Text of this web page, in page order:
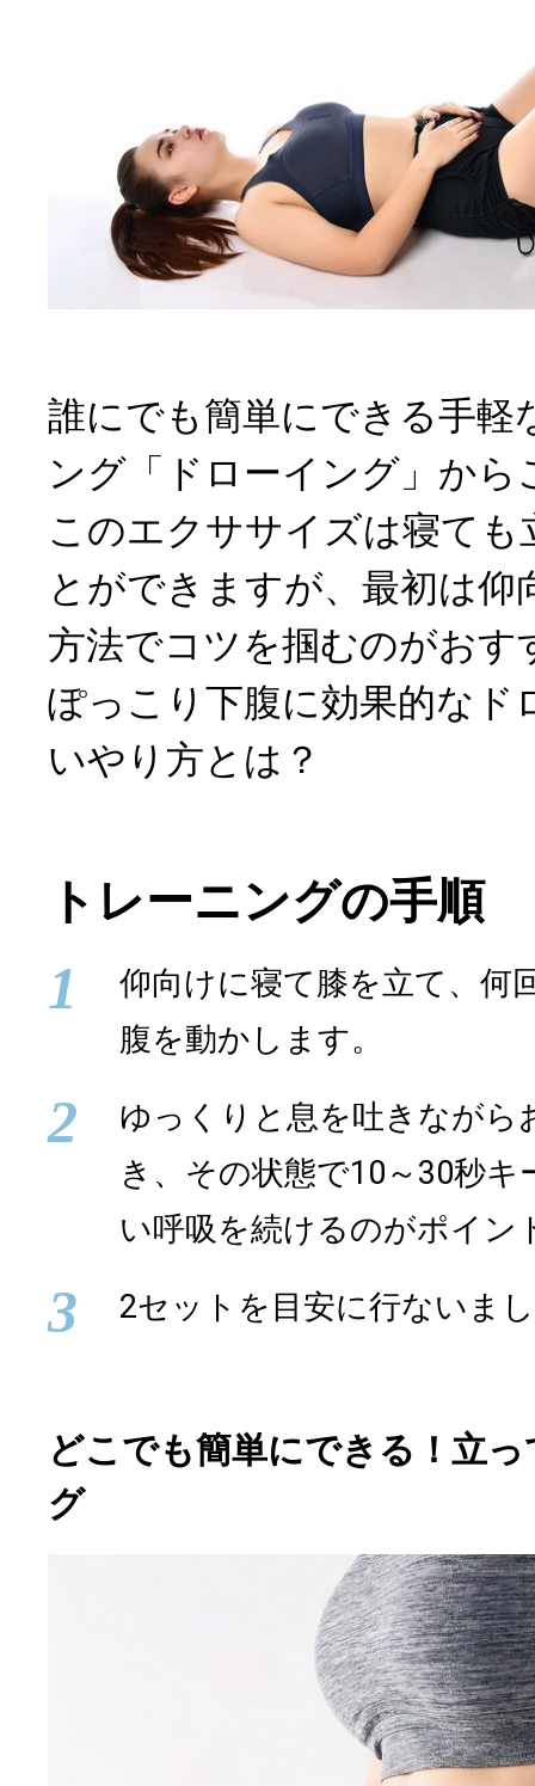
誰にでも簡単にできる手軽
ング「ドローイング」から
このエクササイズは寝て
とができますが、最初は仰
方法でコツを掴むのがおす
ぽっこり下腹に効果的なド
いやり方とは？
トレーニングの手順
1
仰向けに寝て膝を立て、何
腹を動かします。
2
ゆっくりと息を吐きながら
き、その状態で10～30秒
い呼吸を続けるのがポイン
3 2セットを目安に行ないま
どこでも簡単にできる！立
グ